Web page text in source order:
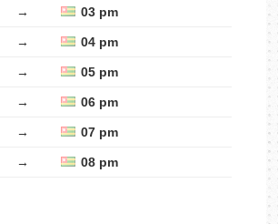
→ 03 pm
→ 04 pm
→ 05 pm
→ 06 pm
→ 07 pm
→ 08 pm